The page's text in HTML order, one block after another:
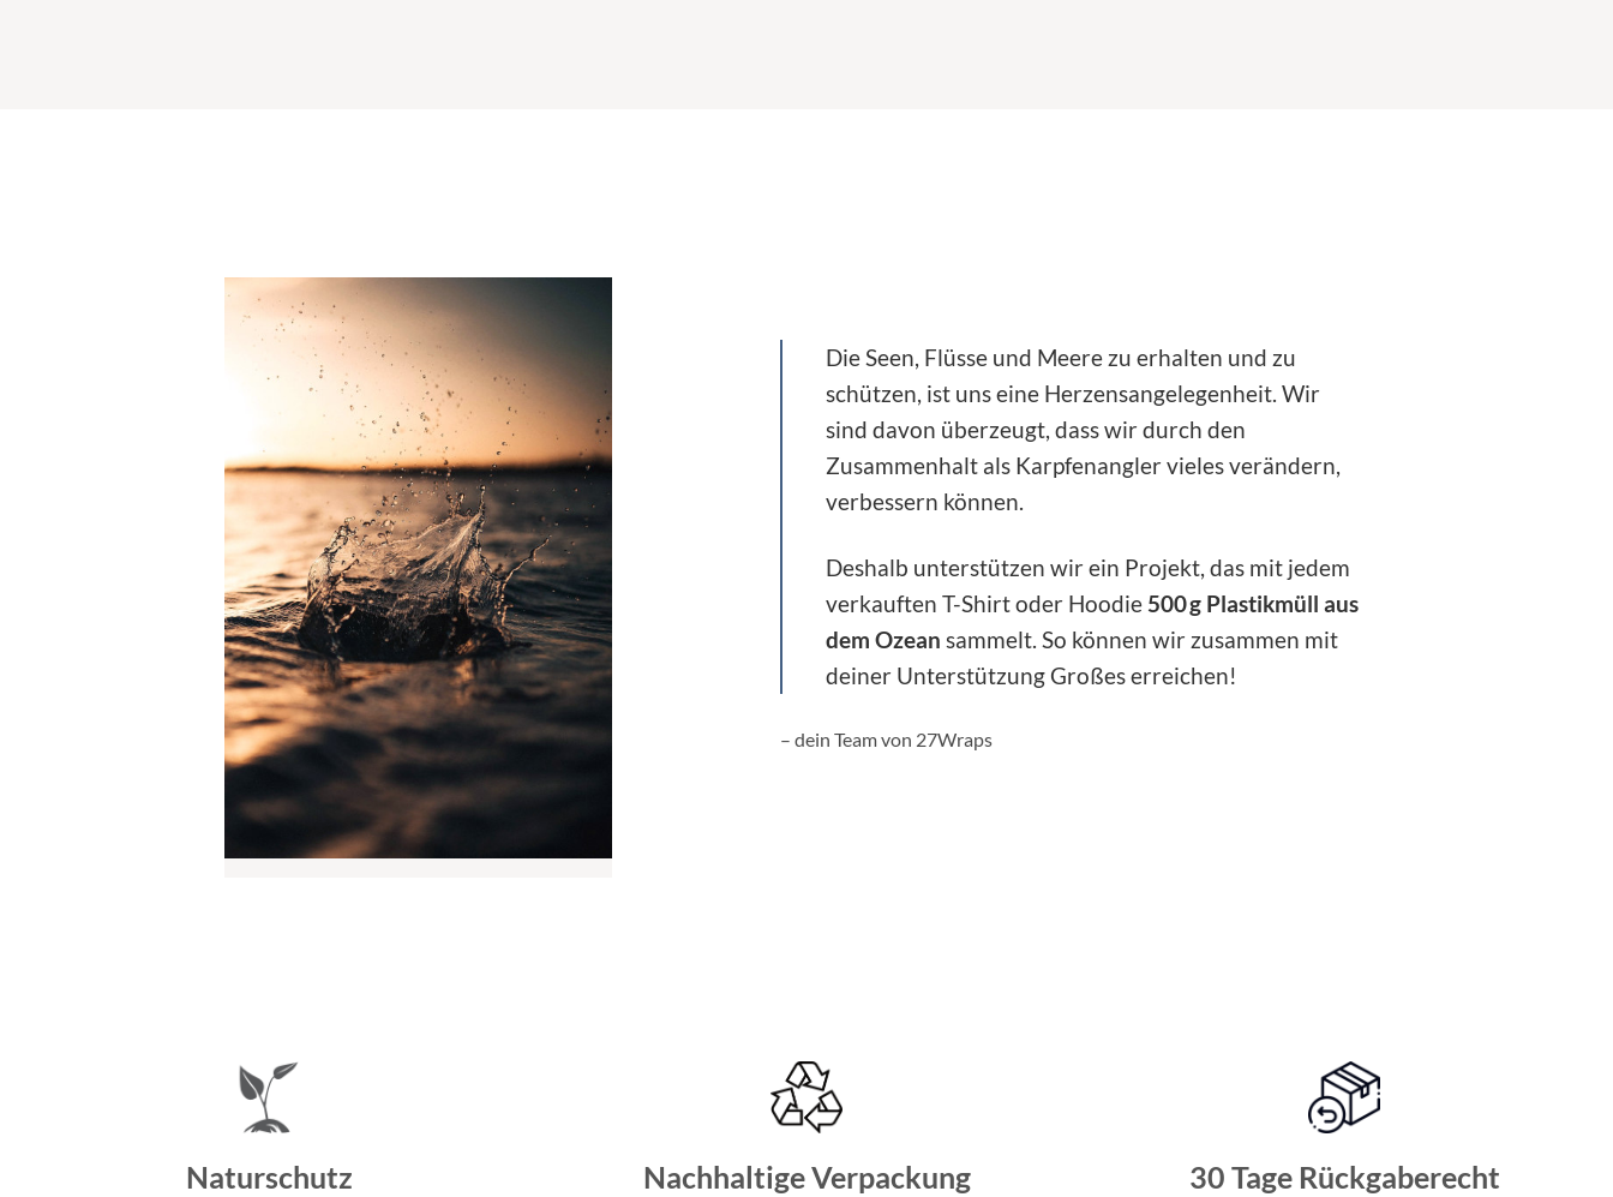
Die Seen, Flüsse und Meere zu erhalten und zu
schützen, ist uns eine Herzensangelegenheit. Wir
sind davon überzeugt, dass wir durch den
Zusammenhalt als Karpfenangler vieles verändern,
verbessern können.
Deshalb unterstützen wir ein Projekt, das mit jedem
verkauften T-Shirt oder Hoodie 500 g Plastikmüll aus
dem Ozean sammelt. So können wir zusammen mit
deiner Unterstützung Großes erreichen!
– dein Team von 27Wraps
Naturschutz Nachhaltige Verpackung 30 Tage Rückgaberecht